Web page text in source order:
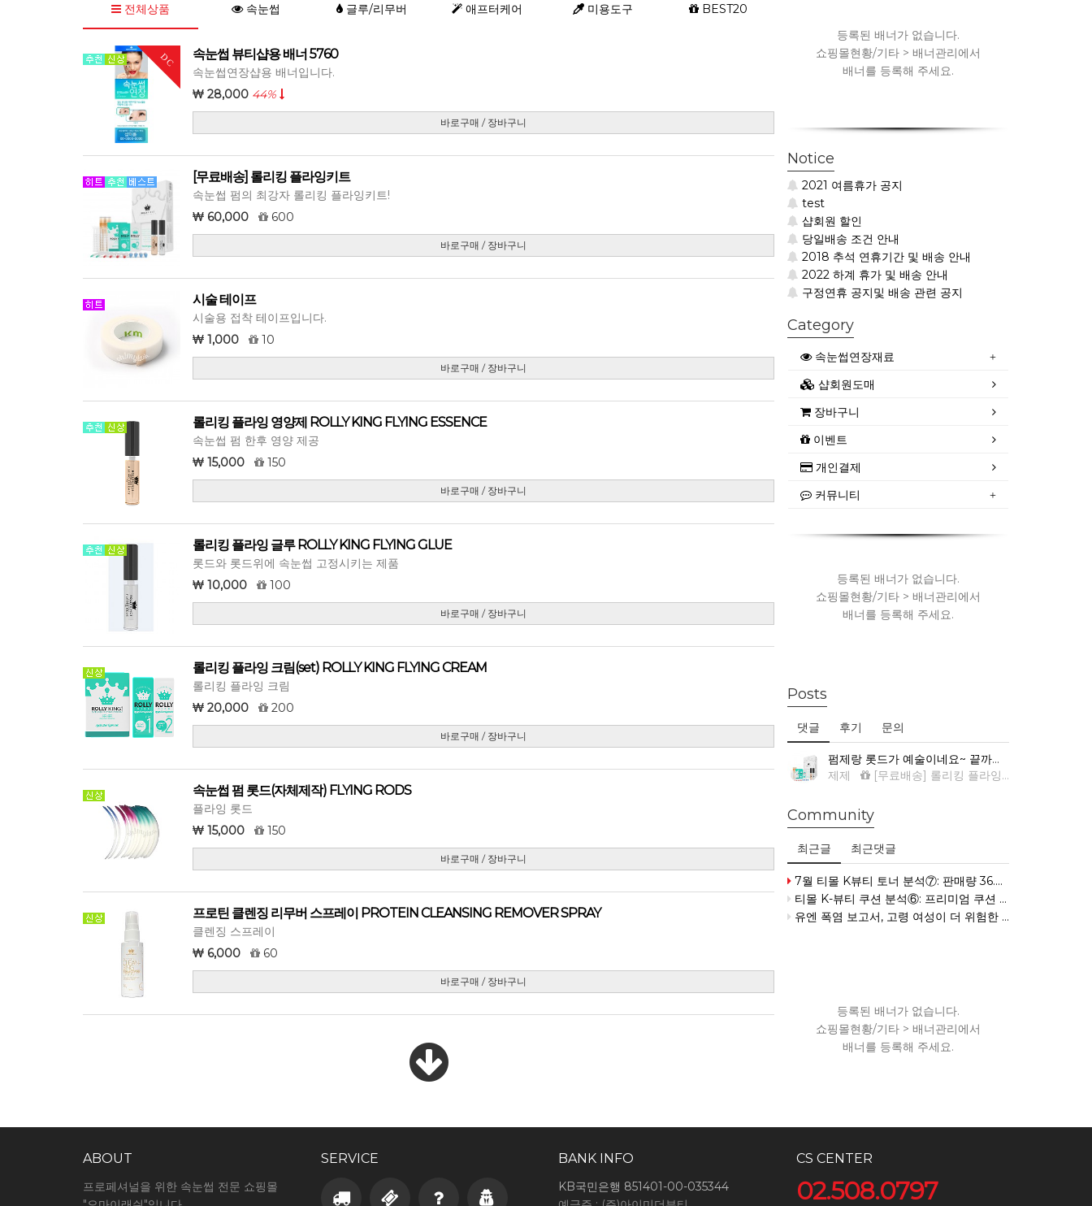
전체상품 속눈썹 글루/리무버 애프터케어 미용도구 BEST20
DC 속눈썹 뷰티샵용 배너 5760
속눈썹연장샵용 배너입니다.
28,000 44%
바로구매 / 장바구니
[무료배송] 롤리킹 플라잉키트
속눈썹 펌의 최강자 롤리킹 플라잉키트!
60,000
600
바로구매 / 장바구니
시술 테이프
시술용 접착 테이프입니다.
1,000
10
바로구매 / 장바구니
롤리킹 플라잉 영양제 ROLLY KING FLYING ESSENCE
속눈썹 펌 한후 영양 제공
15,000
150
바로구매 / 장바구니
롤리킹 플라잉 글루 ROLLY KING FLYING GLUE
롯드와 롯드위에 속눈썹 고정시키는 제품
10,000
100
바로구매 / 장바구니
롤리킹 플라잉 크림(set) ROLLY KING FLYING CREAM
롤리킹 플라잉 크림
20,000
200
바로구매 / 장바구니
속눈썹 펌 롯드(자체제작) FLYING RODS
플라잉 롯드
15,000
150
바로구매 / 장바구니
프로틴 클렌징 리무버 스프레이 PROTEIN CLEANSING REMOVER SPRAY
클렌징 스프레이
6,000
60
바로구매 / 장바구니
등록된 배너가 없습니다.
쇼핑몰현황/기타 > 배너관리에서
배너를 등록해 주세요.
Notice
2021 여름휴가 공지
test
샵회원 할인
당일배송 조건 안내
2018 추석 연휴기간 및 배송 안내
2022 하계 휴가 및 배송 안내
구정연휴 공지및 배송 관련 공지
Category
속눈썹연장재료
샵회원도매
장바구니
이벤트
개인결제
커뮤니티
등록된 배너가 없습니다.
쇼핑몰현황/기타 > 배너관리에서
배너를 등록해 주세요.
Posts
댓글 후기 문의
펌제랑 롯드가 예술이네요~ 끝까지 싹~ 말려서 컬이 진짜 예뻐요.
제제
[무료배송] 롤리킹 플라잉키트
Community
최근글 최근댓글
7월 티몰 K뷰티 토너 분석⑦: 판매량 36.4% 증가
티몰 K-뷰티 쿠션 분석⑥: 프리미엄 쿠션 수요 확대
유엔 폭염 보고서, 고령 여성이 더 위험한 세 가지 이유
등록된 배너가 없습니다.
쇼핑몰현황/기타 > 배너관리에서
배너를 등록해 주세요.
ABOUT
프로페셔널을 위한 속눈썹 전문 쇼핑몰
SERVICE BANK INFO
KB국민은행 851401-00-035344
CS CENTER
02.508.0797